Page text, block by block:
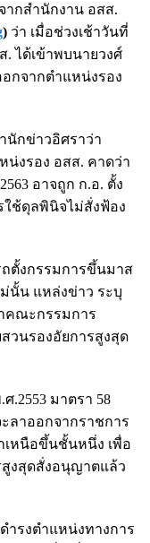
ากสำนักงาน อสส.
) ว่า เมื่อช่วงเช้าวันที่
. ได้เข้าพบนายวงศ์
กจากตำแหน่งรอง
นักข่าวอิศราว่า
น่งรอง อสส. คาดว่า
อาจถูก ก.อ. ตั้ง
ช้ดุลพินิจไม่สั่งฟ้อง
ตั้งกรรมการขึ้นมาส
นั้น แหล่งข่าว ระบุ
คณะกรรมการ
วนรองอัยการสูงสุด
.2553 มาตรา 58
ลาออกจากราชการ
หนือขึ้นชั้นหนึ่ง เพื่อ
สูงสุดสั่งอนุญาตแล้ว
รงตำแหน่งทางการ